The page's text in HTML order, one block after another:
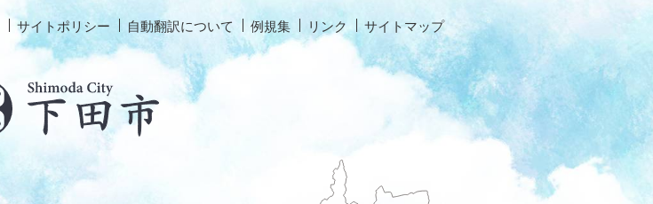
サイトポリシー 自動翻訳について 例規集 リンク サイトマップ